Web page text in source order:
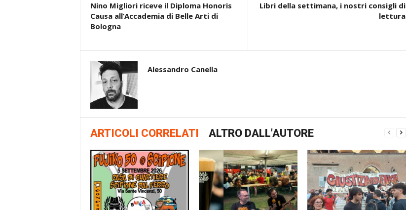
Nino Migliori riceve il Diploma Honoris
Causa all’Accademia di Belle Arti di
Bologna
Libri della settimana, i nostri consigli di
lettura
Alessandro Canella
ARTICOLI CORRELATI ALTRO DALL'AUTORE